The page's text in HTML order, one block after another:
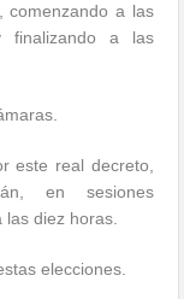
comenzando a las
a las
este real decreto,
en sesiones
las diez horas.
elecciones.